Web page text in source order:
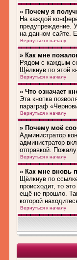
» Почему я
На каждой
предупреждение.
на данном сайте.
Вернуться к началу
» Как мне
Рядом с каждым
Щёлкнув по этой
Вернуться к началу
» Что означает
Эта кнопка
параграф
Вернуться к началу
» Почему моё
Администратор
администратор
отправкой.
Вернуться к началу
» Как мне вновь
Щёлкнув по
происходит, то
ещё не прошло.
которой
Вернуться к началу